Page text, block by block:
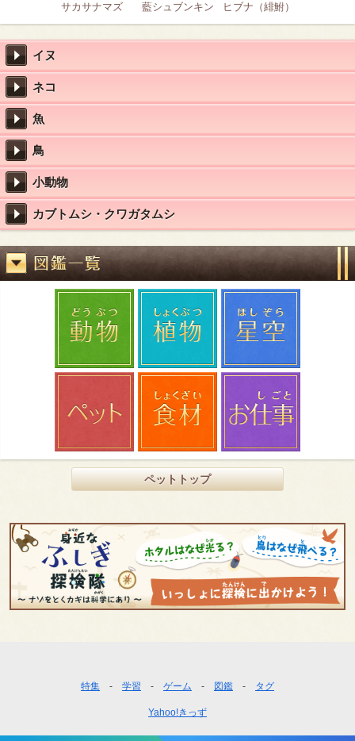
サカサナマズ 藍シュブンキン ヒブナ（緋鮒）
イヌ
ネコ
魚
鳥
小動物
カブトムシ・クワガタムシ
ペットトップ
ー
特集 学習 ゲーム 図鑑 タグ
Yahoo!きっず